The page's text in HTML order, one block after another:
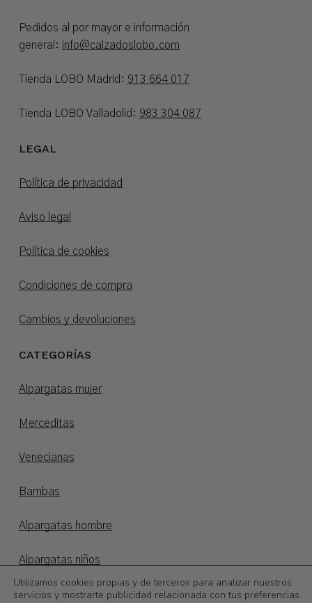
Pedidos al por mayor e información
general: info@calzadoslobo.com
Tienda LOBO Madrid: 913 664 017
Tienda LOBO Valladolid: 983 304 087
LEGAL
Política de privacidad
Aviso legal
Política de cookies
Condiciones de compra
Cambios y devoluciones
CATEGORÍAS
Alpargatas mujer
Merceditas
Venecianas
Bambas
Alpargatas hombre
Alpargatas niños
Otoño/invierno
Utilizamos cookies propias y de terceros para analizar nuestros
servicios y mostrarte publicidad relacionada con tus preferencias